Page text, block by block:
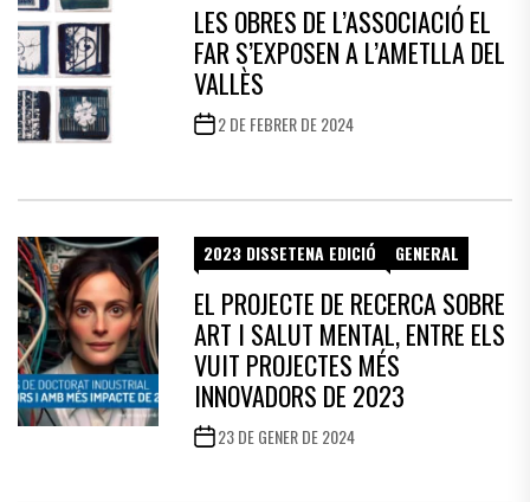
LES OBRES DE L’ASSOCIACIÓ EL
FAR S’EXPOSEN A L’AMETLLA DEL
VALLÈS
2 DE FEBRER DE 2024
2023 DISSETENA EDICIÓ GENERAL
EL PROJECTE DE RECERCA SOBRE
ART I SALUT MENTAL, ENTRE ELS
VUIT PROJECTES MÉS
INNOVADORS DE 2023
23 DE GENER DE 2024